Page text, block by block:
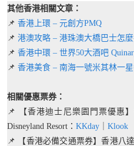
其他香港相關文章：
📌 香港上環 – 元創方PMQ
📌 港澳攻略 – 港珠澳大橋巴士怎
📌 香港中環 – 世界50大酒吧
📌 香港美食 – 南海一號米其林一
相關優惠票券：
📌 【香港迪士尼樂園門票優惠
Disneyland Resort： KKday
Klook
📌 【香港必備交通票券】香港八